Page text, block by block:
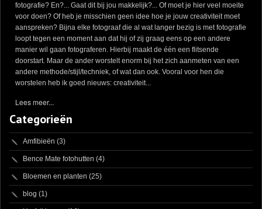
fotografie? En?... Gaat dit bij jou makkelijk?... Of moet je hier veel moeite
voor doen? Of heb je misschien geen idee hoe je jouw creativiteit moet
aanspreken? Bijna elke fotograaf die al wat langer bezig is met fotografie
loopt tegen een moment aan dat hij of zij graag eens op een andere
manier wil gaan fotograferen. Hierbij maakt de één een flitsende
doorstart. Maar de ander worstelt enorm bij het zich aanmeten van een
andere methode/stijl/techniek, of wat dan ook. Vooral voor hen die
worstelen heb ik goed nieuws: creativiteit...
Lees meer...
Categorieën
Amfibieën (3)
Bence Mate fotohutten (4)
Bloemen en planten (25)
blog (1)